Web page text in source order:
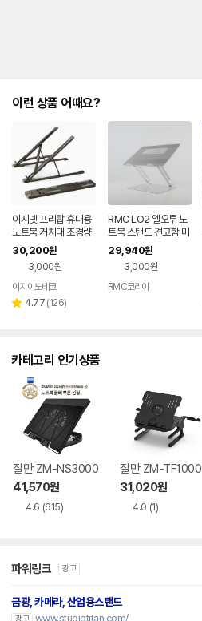
이런 상품 어때요?
이지넷 프리탑 휴대용
노트북 거치대 초경량
접이식 받침대
30,200원
3,000원
페이
이지이노테크
별 4.77 리
(126)
RMC LO2 엘오투 노
트북 스탠드 견고함 미
끄럼방지실리콘 알루
미늄합금 높이조절 굿
디자인
29,940원
3,000원
RMC코리아
카테고리 인기상품
잘만 ZM-NS3000
41,570원
4.6 (615)
잘만 ZM-TF1000
31,020원
4.0 (1)
파워링크 광고
금광, 카메라, 산업용스탠드
www.studiotitan.com/